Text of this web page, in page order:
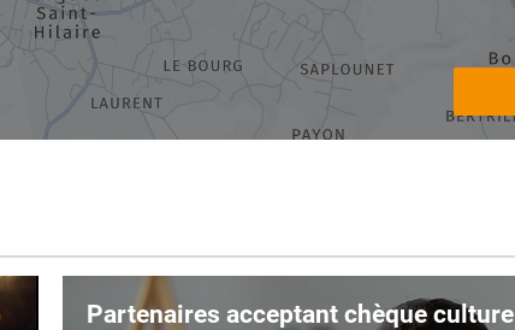
Partenaires acceptant chèque culture